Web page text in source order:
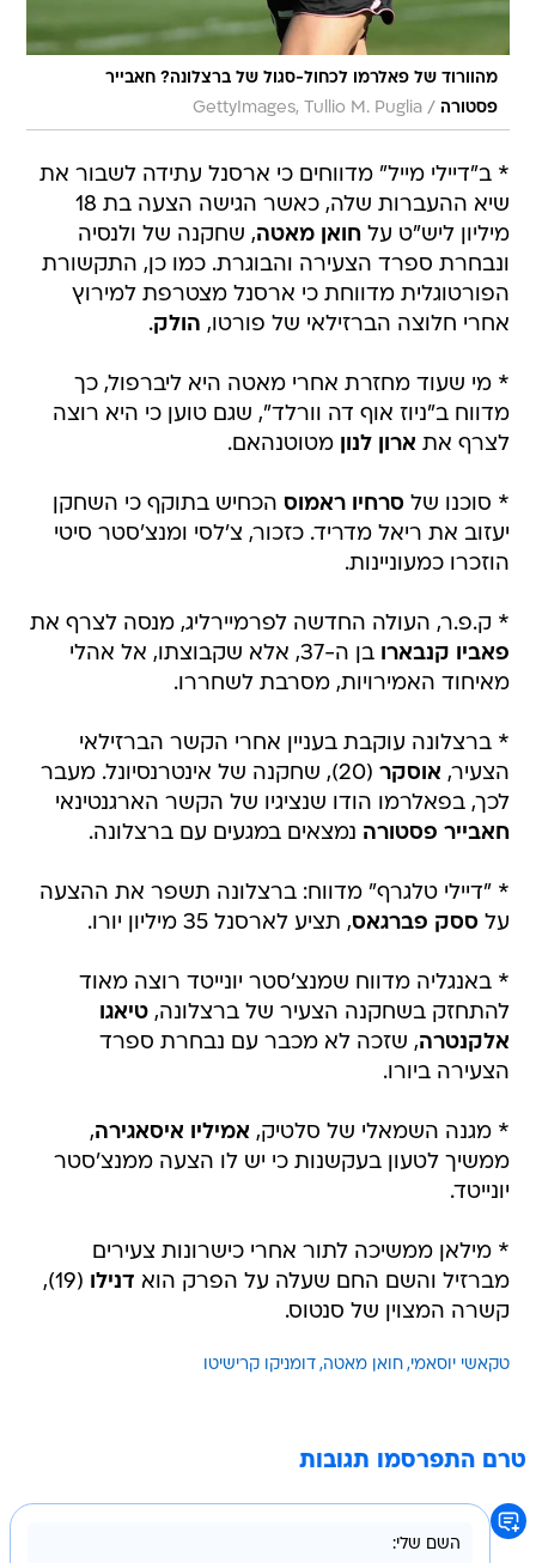
מהוורוד של פאלרמו לכחול-סגול של ברצלונה? חאבייר
פסטורה /
GettyImages, Tullio M. Puglia
* ב"דיילי מייל" מדווחים כי ארסנל עתידה לשבור את
שיא ההעברות שלה, כאשר הגישה הצעה בת 18
מיליון ליש"ט עלחואן מאטה, שחקנה של ולנסיה
ונבחרת ספרד הצעירה והבוגרת. כמו כן, התקשורת
הפורטוגלית מדווחת כי ארסנל מצטרפת למירוץ
אחרי חלוצה הברזילאי של פורטו, הולק.
* מי שעוד מחזרת אחרי מאטה היא ליברפול, כך
מדווח ב"ניוז אוף דה וורלד", שגם טוען כי היא רוצה
לצרף את ארון לנון מטוטנהאם.
* סוכנו שלסרחיו ראמוס הכחיש בתוקף כי השחקן
יעזוב את ריאל מדריד. כזכור, צ'לסי ומנצ'סטר סיטי
הוזכרו כמעוניינות.
* ק.פ.ר, העולה החדשה לפרמיירליג, מנסה לצרף את
פאביו קנבארו
בן ה-37, אלא שקבוצתו, אל אהלי
מאיחוד האמירויות, מסרבת לשחררו.
* ברצלונה עוקבת בעניין אחרי הקשר הברזילאי
הצעיר, אוסקר
(20), שחקנה של אינטרנסיונל. מעבר
לכך, בפאלרמו הודו שנציגיו של הקשר הארגנטינאי
חאבייר פסטורה נמצאים במגעים עם ברצלונה.
* "דיילי טלגרף" מדווח: ברצלונה תשפר את ההצעה
עלססק פברגאס, תציע לארסנל 35 מיליון יורו.
* באנגליה מדווח שמנצ'סטר יונייטד רוצה מאוד
להתחזק בשחקנה הצעיר של ברצלונה,טיאגו
אלקנטרה, שזכה לא מכבר עם נבחרת ספרד
הצעירה ביורו.
* מגנה השמאלי של סלטיק, אמיליו איסאגירה,
ממשיך לטעון בעקשנות כי יש לו הצעה ממנצ'סטר
יונייטד.
* מילאן ממשיכה לתור אחרי כישרונות צעירים
מברזיל והשם החם שעלה על הפרק הוא דנילו
(19),
קשרה המצוין של סנטוס.
טקאשי יוסאמי חואן מאטה דומניקו קרישיטו
טרם התפרסמו תגובות